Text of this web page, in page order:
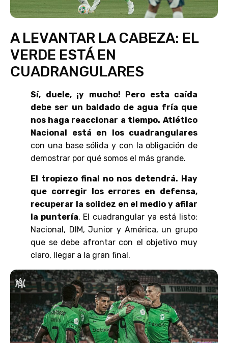
A LEVANTAR LA CABEZA: EL
VERDE ESTÁ EN
CUADRANGULARES
Sí, duele, ¡y mucho! Pero esta caída
debe ser un baldado de agua fría que
nos haga reaccionar a tiempo. Atlético
Nacional está en los cuadrangulares
con una base sólida y con la obligación de
demostrar por qué somos el más grande.
El tropiezo final no nos detendrá. Hay
que corregir los errores en defensa,
recuperar la solidez en el medio y afilar
la puntería. El cuadrangular ya está listo:
Nacional, DIM, Junior y América, un grupo
que se debe afrontar con el objetivo muy
claro, llegar a la gran final.